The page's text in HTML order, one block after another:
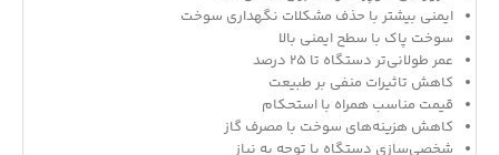
ایمنی بیشتر با حذف مشکلات نگهداری سوخت
سوخت پاک با سطح ایمنی بالا
عمر طولانی‌تر دستگاه تا ۲۵ درصد
کاهش تاثیرات منفی بر طبیعت
قیمت مناسب همراه با استحکام
کاهش هزینه‌های سوخت با مصرف گاز
شخصی‌سازی دستگاه با توجه به نیاز